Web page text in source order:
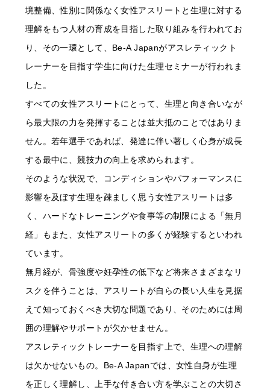
境整備、性別に関係なく女性アスリートと生理に対する
理解をもつ人材の育成を目指した取り組みを行われてお
り、その一環として、Be-A Japanがアスレティックト
レーナーを目指す学生に向けた生理セミナーが行われま
した。
すべての女性アスリートにとって、生理と向き合いなが
ら最大限の力を発揮することは並大抵のことではありま
せん。若年選手であれば、発達に伴い著しく心身が成長
する最中に、競技力の向上を求められます。
そのような状況で、コンディションやパフォーマンスに
影響を及ぼす生理を疎ましく思う女性アスリートは多
く、ハードなトレーニングや食事等の制限による「無月
経」もまた、女性アスリートの多くが経験するといわれ
ています。
無月経が、骨強度や妊孕性の低下など将来さまざまなリ
スクを伴うことは、アスリートが自らの長い人生を見据
えて知っておくべき大切な問題であり、そのためには周
囲の理解やサポートが欠かせません。
アスレティックトレーナーを目指す上で、生理への理解
は欠かせないもの。Be-A Japanでは、女性自身が生理
を正しく理解し、上手な付き合い方を学ぶことの大切さ